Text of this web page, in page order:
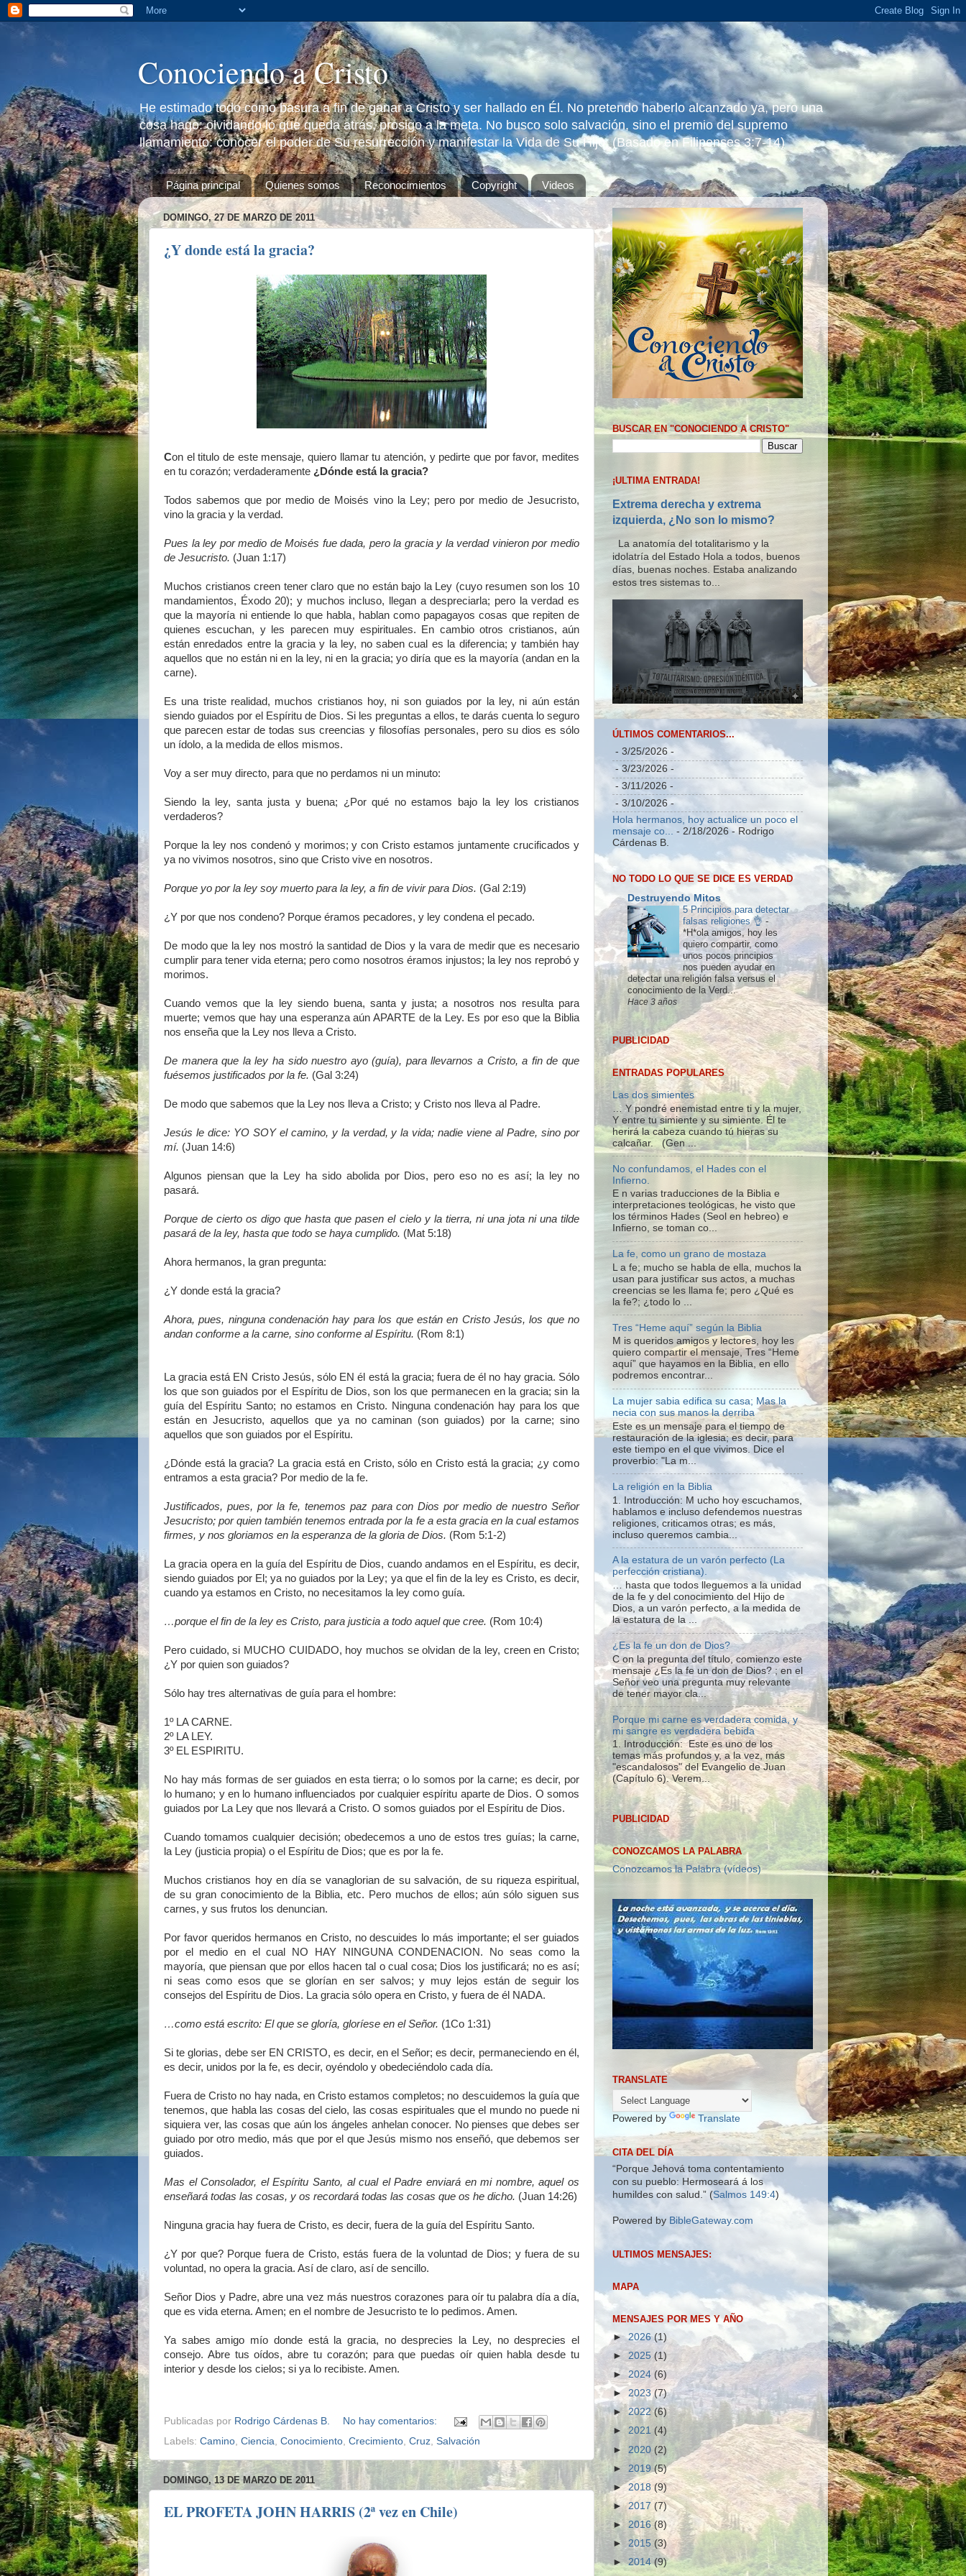
Conociendo a Cristo
He estimado todo como basura a fin de ganar a Cristo y ser hallado en Él. No pretendo haberlo alcanzado ya, pero una
cosa hago: olvidando lo que queda atrás, prosigo a la meta. No busco solo salvación, sino el premio del supremo
llamamiento: conocer el poder de Su resurrección y manifestar la Vida de Su Hijo. (Basado en Filipenses 3:7-14)
Página principal Quienes somos Reconocimientos Copyright Videos
DOMINGO, 27 DE MARZO DE 2011
¿Y donde está la gracia?
Con el titulo de este mensaje, quiero llamar tu atención, y pedirte que por favor, medites
en tu corazón; verdaderamente ¿Dónde está la gracia?
Todos sabemos que por medio de Moisés vino la Ley; pero por medio de Jesucristo,
vino la gracia y la verdad.
Pues la ley por medio de Moisés fue dada, pero la gracia y la verdad vinieron por medio
de Jesucristo. (Juan 1:17)
Muchos cristianos creen tener claro que no están bajo la Ley (cuyo resumen son los 10
mandamientos, Éxodo 20); y muchos incluso, llegan a despreciarla; pero la verdad es
que la mayoría ni entiende lo que habla, hablan como papagayos cosas que repiten de
quienes escuchan, y les parecen muy espirituales. En cambio otros cristianos, aún
están enredados entre la gracia y la ley, no saben cual es la diferencia; y también hay
aquellos que no están ni en la ley, ni en la gracia; yo diría que es la mayoría (andan en la
carne).
Es una triste realidad, muchos cristianos hoy, ni son guiados por la ley, ni aún están
siendo guiados por el Espíritu de Dios. Si les preguntas a ellos, te darás cuenta lo seguro
que parecen estar de todas sus creencias y filosofías personales, pero su dios es sólo
un ídolo, a la medida de ellos mismos.
Voy a ser muy directo, para que no perdamos ni un minuto:
Siendo la ley, santa justa y buena; ¿Por qué no estamos bajo la ley los cristianos
verdaderos?
Porque la ley nos condenó y morimos; y con Cristo estamos juntamente crucificados y
ya no vivimos nosotros, sino que Cristo vive en nosotros.
Porque yo por la ley soy muerto para la ley, a fin de vivir para Dios. (Gal 2:19)
¿Y por que nos condeno? Porque éramos pecadores, y ley condena el pecado.
De modo que la ley nos mostró la santidad de Dios y la vara de medir que es necesario
cumplir para tener vida eterna; pero como nosotros éramos injustos; la ley nos reprobó y
morimos.
Cuando vemos que la ley siendo buena, santa y justa; a nosotros nos resulta para
muerte; vemos que hay una esperanza aún APARTE de la Ley. Es por eso que la Biblia
nos enseña que la Ley nos lleva a Cristo.
De manera que la ley ha sido nuestro ayo (guía), para llevarnos a Cristo, a fin de que
fuésemos justificados por la fe. (Gal 3:24)
De modo que sabemos que la Ley nos lleva a Cristo; y Cristo nos lleva al Padre.
Jesús le dice: YO SOY el camino, y la verdad, y la vida; nadie viene al Padre, sino por
mí. (Juan 14:6)
Algunos piensan que la Ley ha sido abolida por Dios, pero eso no es así; la ley no
pasará.
Porque de cierto os digo que hasta que pasen el cielo y la tierra, ni una jota ni una tilde
pasará de la ley, hasta que todo se haya cumplido. (Mat 5:18)
Ahora hermanos, la gran pregunta:
¿Y donde está la gracia?
Ahora, pues, ninguna condenación hay para los que están en Cristo Jesús, los que no
andan conforme a la carne, sino conforme al Espíritu. (Rom 8:1)
La gracia está EN Cristo Jesús, sólo EN él está la gracia; fuera de él no hay gracia. Sólo
los que son guiados por el Espíritu de Dios, son los que permanecen en la gracia; sin la
guía del Espíritu Santo; no estamos en Cristo. Ninguna condenación hay para los que
están en Jesucristo, aquellos que ya no caminan (son guiados) por la carne; sino
aquellos que son guiados por el Espíritu.
¿Dónde está la gracia? La gracia está en Cristo, sólo en Cristo está la gracia; ¿y como
entramos a esta gracia? Por medio de la fe.
Justificados, pues, por la fe, tenemos paz para con Dios por medio de nuestro Señor
Jesucristo; por quien también tenemos entrada por la fe a esta gracia en la cual estamos
firmes, y nos gloriamos en la esperanza de la gloria de Dios. (Rom 5:1-2)
La gracia opera en la guía del Espíritu de Dios, cuando andamos en el Espíritu, es decir,
siendo guiados por El; ya no guiados por la Ley; ya que el fin de la ley es Cristo, es decir,
cuando ya estamos en Cristo, no necesitamos la ley como guía.
…porque el fin de la ley es Cristo, para justicia a todo aquel que cree. (Rom 10:4)
Pero cuidado, si MUCHO CUIDADO, hoy muchos se olvidan de la ley, creen en Cristo;
¿Y por quien son guiados?
Sólo hay tres alternativas de guía para el hombre:
1º LA CARNE.
2º LA LEY.
3º EL ESPIRITU.
No hay más formas de ser guiados en esta tierra; o lo somos por la carne; es decir, por
lo humano; y en lo humano influenciados por cualquier espíritu aparte de Dios. O somos
guiados por La Ley que nos llevará a Cristo. O somos guiados por el Espíritu de Dios.
Cuando tomamos cualquier decisión; obedecemos a uno de estos tres guías; la carne,
la Ley (justicia propia) o el Espíritu de Dios; que es por la fe.
Muchos cristianos hoy en día se vanaglorian de su salvación, de su riqueza espiritual,
de su gran conocimiento de la Biblia, etc. Pero muchos de ellos; aún sólo siguen sus
carnes, y sus frutos los denuncian.
Por favor queridos hermanos en Cristo, no descuides lo más importante; el ser guiados
por el medio en el cual NO HAY NINGUNA CONDENACION. No seas como la
mayoría, que piensan que por ellos hacen tal o cual cosa; Dios los justificará; no es así;
ni seas como esos que se glorían en ser salvos; y muy lejos están de seguir los
consejos del Espíritu de Dios. La gracia sólo opera en Cristo, y fuera de él NADA.
…como está escrito: El que se gloría, gloríese en el Señor. (1Co 1:31)
Si te glorias, debe ser EN CRISTO, es decir, en el Señor; es decir, permaneciendo en él,
es decir, unidos por la fe, es decir, oyéndolo y obedeciéndolo cada día.
Fuera de Cristo no hay nada, en Cristo estamos completos; no descuidemos la guía que
tenemos, que habla las cosas del cielo, las cosas espirituales que el mundo no puede ni
siquiera ver, las cosas que aún los ángeles anhelan conocer. No pienses que debes ser
guiado por otro medio, más que por el que Jesús mismo nos enseñó, que debemos ser
guiados.
Mas el Consolador, el Espíritu Santo, al cual el Padre enviará en mi nombre, aquel os
enseñará todas las cosas, y os recordará todas las cosas que os he dicho. (Juan 14:26)
Ninguna gracia hay fuera de Cristo, es decir, fuera de la guía del Espíritu Santo.
¿Y por que? Porque fuera de Cristo, estás fuera de la voluntad de Dios; y fuera de su
voluntad, no opera la gracia. Así de claro, así de sencillo.
Señor Dios y Padre, abre una vez más nuestros corazones para oír tu palabra día a día,
que es vida eterna. Amen; en el nombre de Jesucristo te lo pedimos. Amen.
Ya sabes amigo mío donde está la gracia, no desprecies la Ley, no desprecies el
consejo. Abre tus oídos, abre tu corazón; para que puedas oír quien habla desde tu
interior y desde los cielos; si ya lo recibiste. Amen.
Publicadas por Rodrigo Cárdenas B.
No hay comentarios:
Labels: Camino Ciencia Conocimiento Crecimiento Cruz Salvación
DOMINGO, 13 DE MARZO DE 2011
EL PROFETA JOHN HARRIS (2ª vez en Chile)
BUSCAR EN "CONOCIENDO A CRISTO"
¡ULTIMA ENTRADA!
Extrema derecha y extrema
izquierda, ¿No son lo mismo?
La anatomía del totalitarismo y la
idolatría del Estado Hola a todos, buenos
días, buenas noches. Estaba analizando
estos tres sistemas to...
ÚLTIMOS COMENTARIOS...
- 3/25/2026 -
- 3/23/2026 -
- 3/11/2026 -
- 3/10/2026 -
Hola hermanos, hoy actualice un poco el
mensaje co... - 2/18/2026- Rodrigo
Cárdenas B.
NO TODO LO QUE SE DICE ES VERDAD
Destruyendo Mitos
5 Principios para detectar
falsas religiones 👌-
*H*ola amigos, hoy les
quiero compartir, como
unos pocos principios
nos pueden ayudar en
detectar una religión falsa versus el
conocimiento de la Verd...
Hace 3 años
PUBLICIDAD
ENTRADAS POPULARES
Las dos simientes
… Y pondré enemistad entre ti y la mujer,
Y entre tu simiente y su simiente. Él te
herirá la cabeza cuando tú hieras su
calcañar. (Gen ...
No confundamos, el Hades con el
Infierno.
E n varias traducciones de la Biblia e
interpretaciones teológicas, he visto que
los términos Hades (Seol en hebreo) e
Infierno, se toman co...
La fe, como un grano de mostaza
L a fe; mucho se habla de ella, muchos la
usan para justificar sus actos, a muchas
creencias se les llama fe; pero ¿Qué es
la fe?; ¿todo lo ...
Tres “Heme aquí” según la Biblia
M is queridos amigos y lectores, hoy les
quiero compartir el mensaje, Tres “Heme
aquí” que hayamos en la Biblia, en ello
podremos encontrar...
La mujer sabia edifica su casa; Mas la
necia con sus manos la derriba
Este es un mensaje para el tiempo de
restauración de la iglesia; es decir, para
este tiempo en el que vivimos. Dice el
proverbio: "La m...
La religión en la Biblia
1. Introducción: M ucho hoy escuchamos,
hablamos e incluso defendemos nuestras
religiones, criticamos otras; es más,
incluso queremos cambia...
A la estatura de un varón perfecto (La
perfección cristiana).
… hasta que todos lleguemos a la unidad
de la fe y del conocimiento del Hijo de
Dios, a un varón perfecto, a la medida de
la estatura de la ...
¿Es la fe un don de Dios?
C on la pregunta del título, comienzo este
mensaje ¿Es la fe un don de Dios? ; en el
Señor veo una pregunta muy relevante
de tener mayor cla...
Porque mi carne es verdadera comida, y
mi sangre es verdadera bebida
1. Introducción: Este es uno de los
temas más profundos y, a la vez, más
"escandalosos" del Evangelio de Juan
(Capítulo 6). Verem...
PUBLICIDAD
CONOZCAMOS LA PALABRA
Conozcamos la Palabra (vídeos)
TRANSLATE
Powered by Translate
CITA DEL DÍA
“Porque Jehová toma contentamiento
con su pueblo: Hermoseará á los
humildes con salud.” (Salmos 149:4)
Powered by BibleGateway.com
ULTIMOS MENSAJES:
MAPA
MENSAJES POR MES Y AÑO
►2026(1)
►2025(1)
►2024 (6)
► 2023(7)
►2022(6)
► 2021 (4)
► 2020 (2)
► 2019 (5)
► 2018(9)
►2017 (7)
►2016(8)
►2015 (3)
►2014(9)